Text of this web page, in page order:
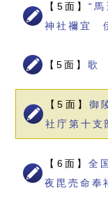
【5面】“
神社禰宜
【5面】 歌
【5面】 御
社庁第十支
【6面】全
夜毘売命奉